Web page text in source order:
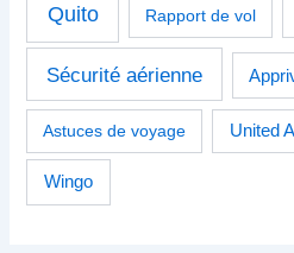
Quito Rapport de vol
Sécurité aérienne
Astuces de voyage United
Wingo